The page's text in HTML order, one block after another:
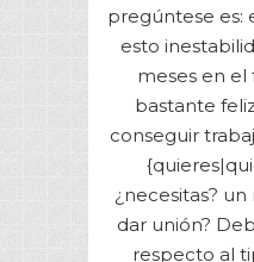
pregúntese es:
esto
meses en el
bastante
conseguir
¿necesitas?
dar unión?
respecto al